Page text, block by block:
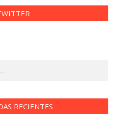
RECIENTES